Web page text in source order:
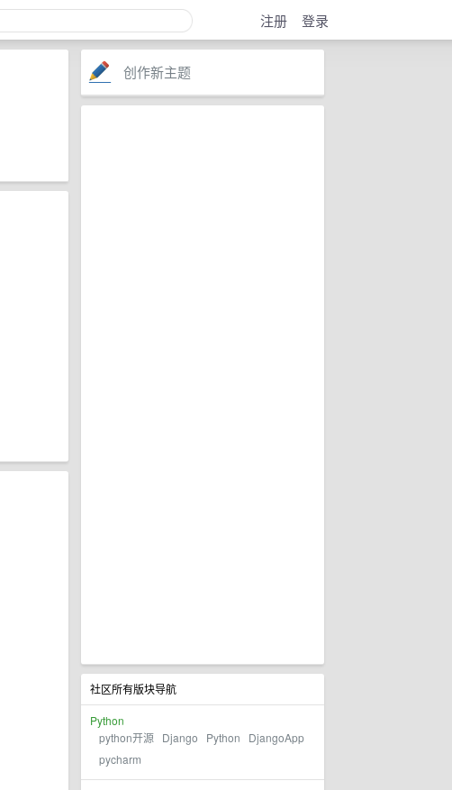
注册 登录
创作新主题
社区所有版块导航
Python
python开源 Django Python
DjangoApp
pycharm